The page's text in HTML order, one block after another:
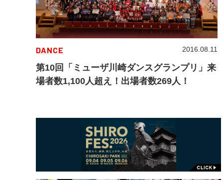
DANCE
第10回「ミューザ川崎ダンスグランプリ」来
場者数1,100人超え！出場者数269人！
2016.08.11